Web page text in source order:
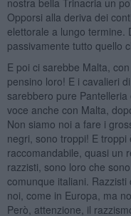
Opporsi alla deriva dei
elettorale a lungo termine.
passivamente tutto quello
E poi ci sarebbe Malta,
pensino loro! E i cavalieri
sarebbero pure
voce anche con Malta,
Non siamo noi a fare i
negri, sono troppi! E troppi
raccomandabile, quasi un
razzisti, sono loro che
comunque italiani.
noi, come in Europa, ma
Però, attenzione, il